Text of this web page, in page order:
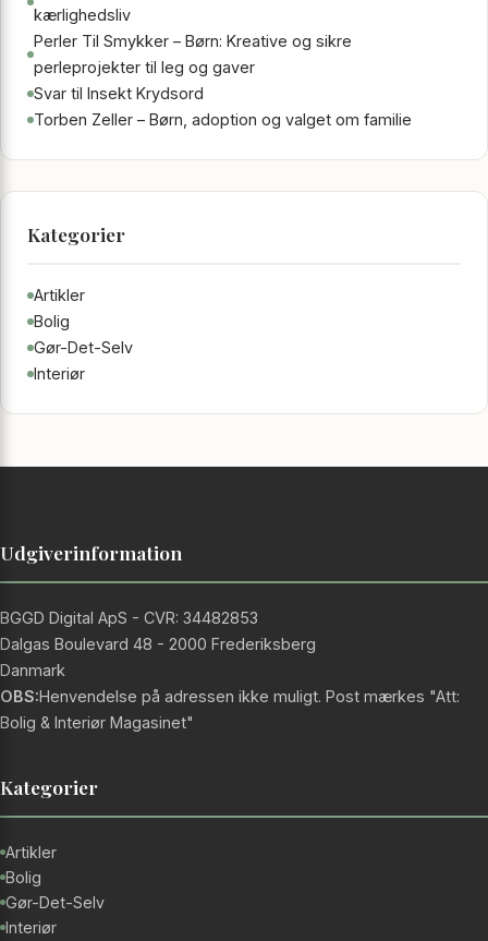
kærlighedsliv
Perler Til Smykker – Børn: Kreative og sikre
perleprojekter til leg og gaver
Svar til Insekt Krydsord
Torben Zeller – Børn, adoption og valget om familie
Kategorier
Artikler
Bolig
Gør-Det-Selv
Interiør
Udgiverinformation
BGGD Digital ApS - CVR: 34482853
Dalgas Boulevard 48 - 2000 Frederiksberg
Danmark
OBS:Henvendelse på adressen ikke muligt. Post mærkes "Att:
Bolig & Interiør Magasinet"
Kategorier
Artikler
Bolig
Gør-Det-Selv
Interiør